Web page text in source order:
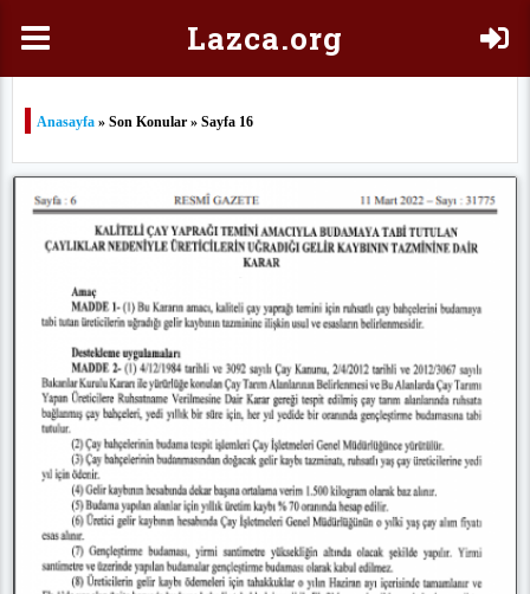
Lazca.org
Anasayfa » Son Konular » Sayfa 16